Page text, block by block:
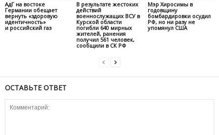
АдГ на востоке
Германии обещает
вернуть «здоровую
идентичность»
и российский газ
В результате жестоких
действий
военнослужащих ВСУ в
Курской области
погибли 640 мирных
жителей, ранения
получил 561 человек,
сообщили в СК РФ
Мэр Хиросимы в
годовщину
бомбардировки осудил
РФ, но ни разу не
упомянул США
ОСТАВЬТЕ ОТВЕТ